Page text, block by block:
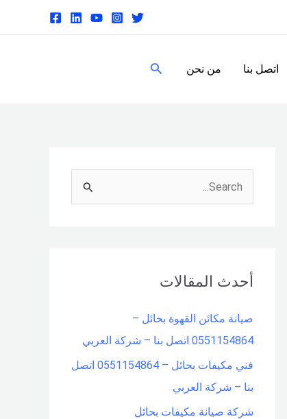
اتصل بنا من نحن البحث
c
f
o
r
:
أحدث المقالات
صيانة مكائن القهوة بحائل –
0551154864 اتصل بنا – شركة العربي
فني مكيفات بحائل – 0551154864 اتصل
بنا – شركة العربي
شركة صيانة مكيفات بحائل